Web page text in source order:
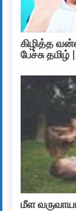
கிழித்த
பேச்சு
மீள